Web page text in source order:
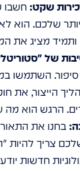
שקט: חשבו
שלכם. הוא
מציג את
של
השתמשו
הייצור, את
הרגש הוא מה
בחנו את
צריך להיות
חדשות